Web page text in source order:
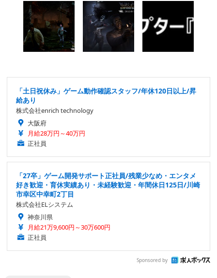
「土日祝休み」ゲーム動作確認スタッフ/年休120日以上/昇
給あり
株式会社enrich technology
大阪府
月給28万円～40万円
正社員
「27卒」ゲーム開発サポート正社員/残業少なめ・エンタメ
好き歓迎・育休実績あり・未経験歓迎・年間休日125日/川崎
市幸区中幸町2丁目
株式会社ELシステム
神奈川県
月給21万9,600円～30万600円
正社員
Sponsored by